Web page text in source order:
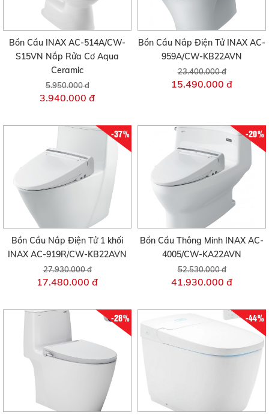
Bồn Cầu INAX AC-514A/CW-
S15VN Nắp Rửa Cơ Aqua
Ceramic
5.950.000 đ
3.940.000 đ
Bồn Cầu Nắp Điện Tử INAX AC-
959A/CW-KB22AVN
23.400.000 đ
15.490.000 đ
-37%
Bồn Cầu Nắp Điện Tử 1 khối
INAX AC-919R/CW-KB22AVN
27.930.000 đ
17.480.000 đ
-20%
Bồn Cầu Thông Minh INAX AC-
4005/CW-KA22AVN
52.530.000 đ
41.930.000 đ
-28% -44%